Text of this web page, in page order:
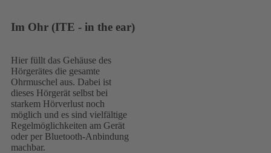
Im Ohr (ITE - in the ear)
Hier füllt das Gehäuse des
Hörgerätes die gesamte
Ohrmuschel aus. Dabei ist
dieses Hörgerät selbst bei
starkem Hörverlust noch
möglich und es sind vielfältige
Regelmöglichkeiten am Gerät
oder per Bluetooth-Anbindung
machbar.